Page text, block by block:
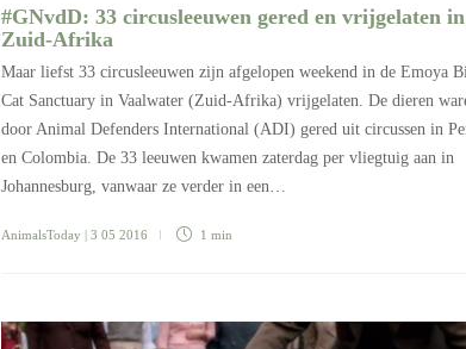
#GNvdD: 33 circusleeuwen gered en vrijgelaten in
Zuid-Afrika
Maar liefst 33 circusleeuwen zijn afgelopen weekend in de Emoya
Cat Sanctuary in Vaalwater (Zuid-Afrika) vrijgelaten. De dieren
door Animal Defenders International (ADI) gered uit circussen in
en Colombia. De 33 leeuwen kwamen zaterdag per vliegtuig aan in
Johannesburg, vanwaar ze verder in een…
AnimalsToday | 3 05 2016 1 min